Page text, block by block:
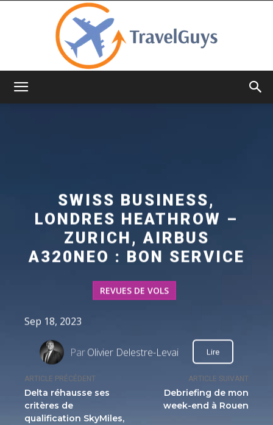
ARTICLE PRÉCÉDENT
Delta réhausse ses
critères de
qualification SkyMiles,
ARTICLE SUIVANT
Debriefing de mon
week-end à Rouen
SWISS BUSINESS,
LONDRES HEATHROW –
ZURICH, AIRBUS
A320NEO : BON SERVICE
REVUES DE VOLS
Sep 18, 2023
ParOlivier Delestre-Levai Lire